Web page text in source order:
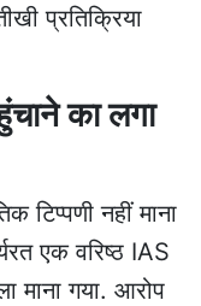
प्रतिक्रिया
का लगा
नहीं माना
एक वरिष्ठ IAS
माना गया. आरोप